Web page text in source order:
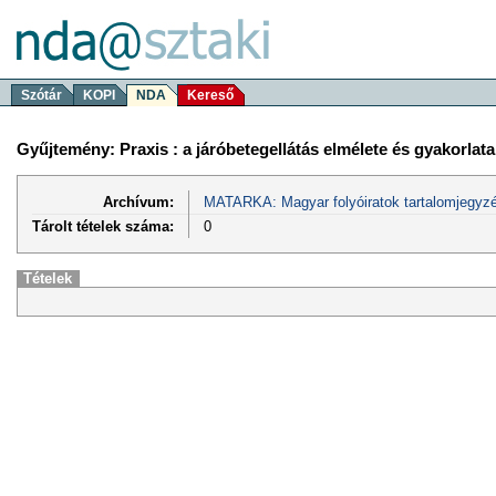
Szótár KOPI NDA Kereső
Gyűjtemény: Praxis : a járóbetegellátás elmélete és gyakorlata
Archívum:
MATARKA: Magyar folyóiratok
Tárolt tételek száma:
0
Tételek